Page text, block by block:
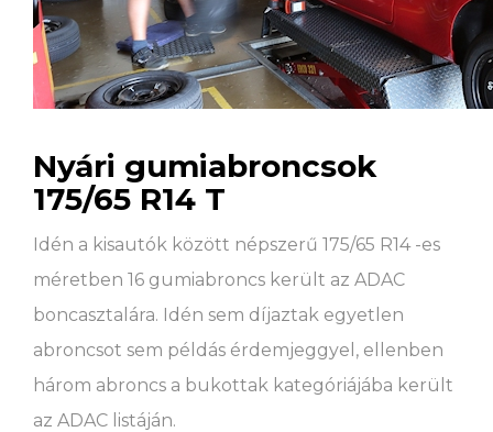
Nyári gumiabroncsok
175/65 R14 T
Idén a kisautók között népszerű 175/65 R14 -es
méretben 16 gumiabroncs került az ADAC
boncasztalára. Idén sem díjaztak egyetlen
abroncsot sem példás érdemjeggyel, ellenben
három abroncs a bukottak kategóriájába került
az ADAC listáján.